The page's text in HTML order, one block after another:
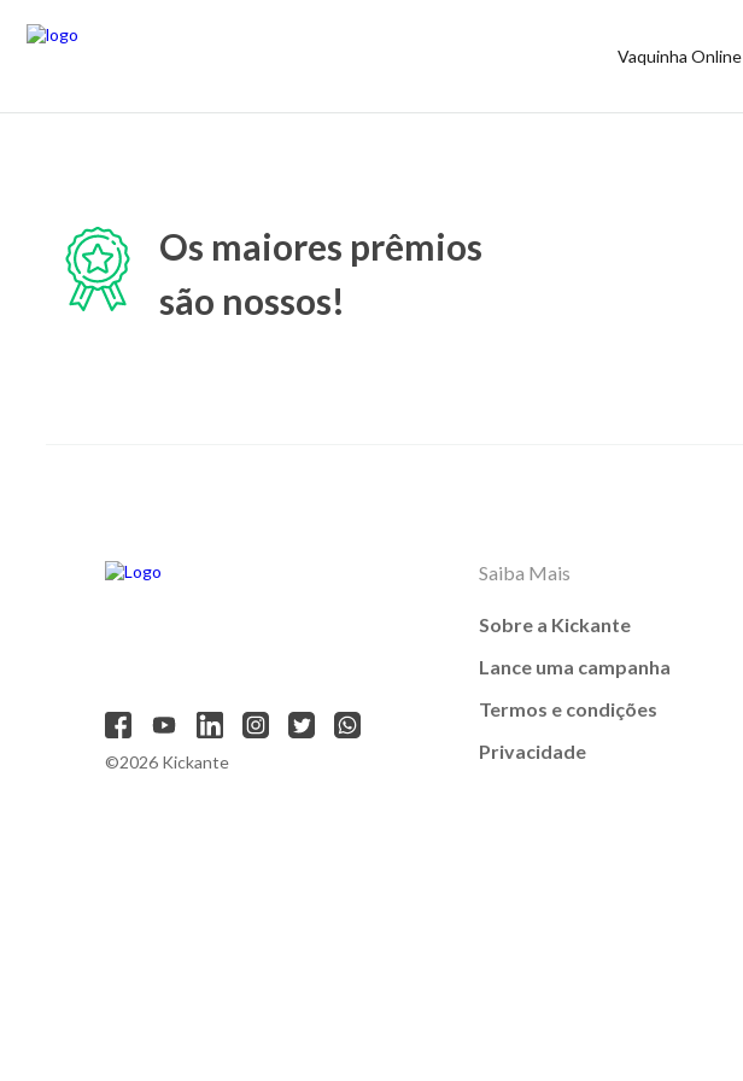
Vaquinha Online
Os maiores prêmios
são nossos!
©2026 Kickante
Saiba Mais
Sobre a Kickante
Lance uma campanha
Termos e condições
Privacidade